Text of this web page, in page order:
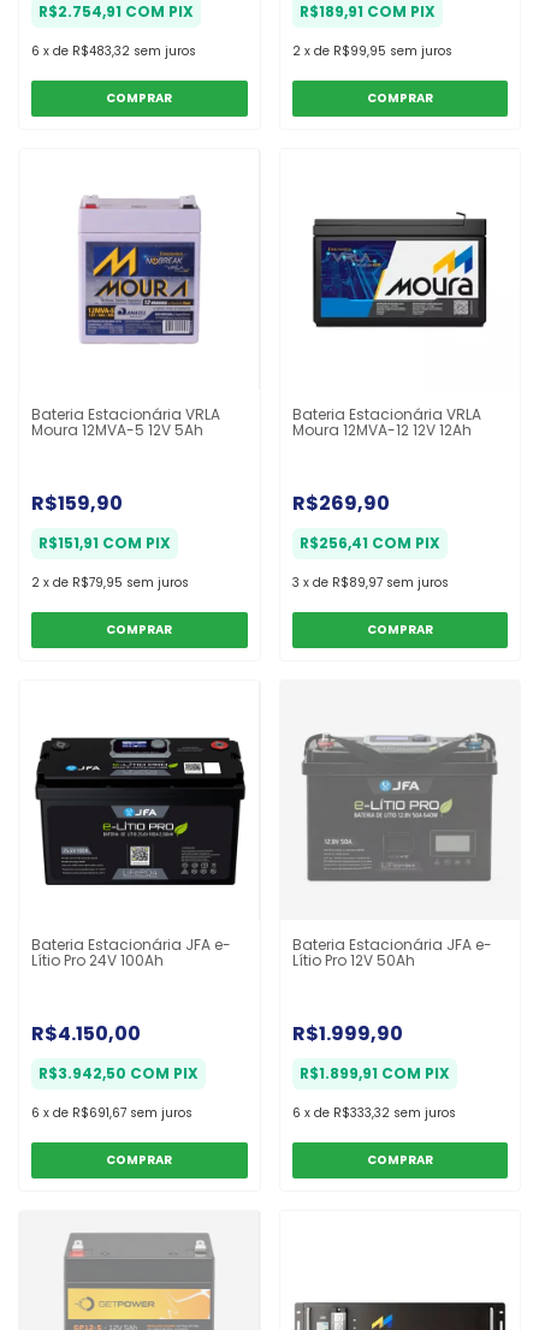
R$2.754,91 COM PIX
6 x de R$483,32 sem juros
COMPRAR
R$189,91 COM PIX
2 x de R$99,95 sem juros
Bateria Estacionária VRLA
Moura 12MVA-5 12V 5Ah
R$159,90
R$151,91 COM PIX
2 x de R$79,95 sem juros
Bateria Estacionária VRLA
Moura 12MVA-12 12V 12Ah
R$269,90
R$256,41 COM PIX
3 x de R$89,97 sem juros
Bateria Estacionária JFA e-
Lítio Pro 24V 100Ah
R$4.150,00
R$3.942,50 COM PIX
6 x de R$691,67 sem juros
Bateria Estacionária JFA e-
Lítio Pro 12V 50Ah
R$1.999,90
R$1.899,91 COM PIX
6 x de R$333,32 sem juros